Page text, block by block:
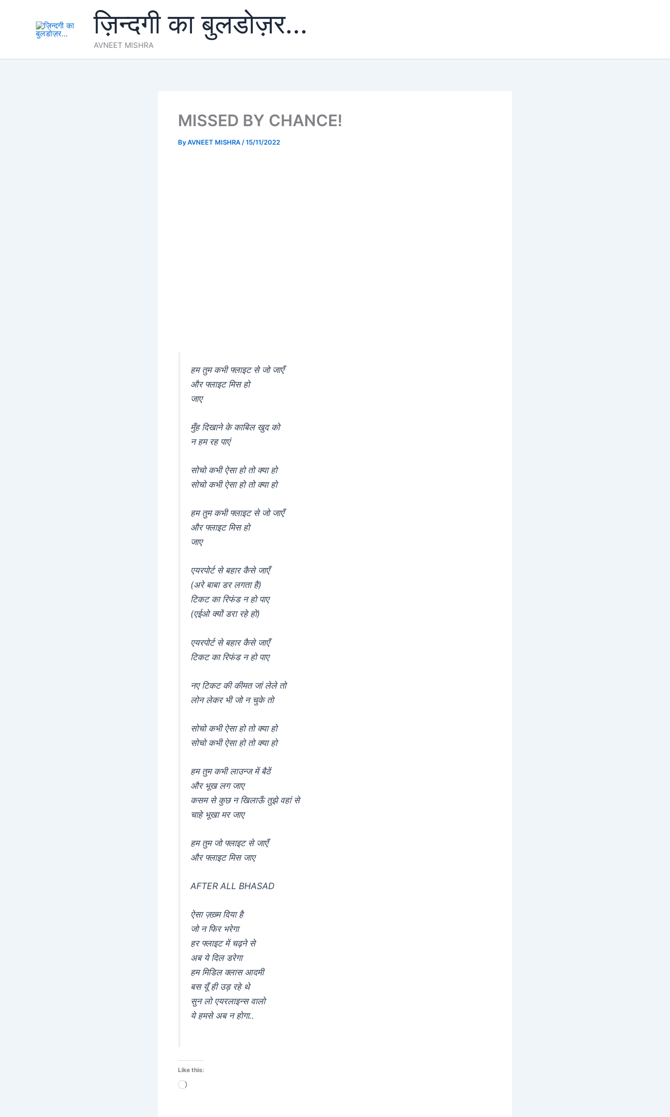
ज़िन्दगी का बुलडोज़र...
AVNEET MISHRA
MISSED BY CHANCE!
ByAVNEET MISHRA /15/11/2022
हम तुम कभी फ्लाइट से जो जाएँ
और फ्लाइट मिस हो
जाए
मुँह दिखाने के काबिल खुद को
न हम रह पाएं
सोचो कभी ऐसा हो तो क्या हो
सोचो कभी ऐसा हो तो क्या हो
हम तुम कभी फ्लाइट से जो जाएँ
और फ्लाइट मिस हो
जाए
एयरपोर्ट से बहार कैसे जाएँ
(अरे बाबा डर लगता है)
टिकट का रिफंड न हो पाए
(एईओ क्यों डरा रहे हो)
एयरपोर्ट से बहार कैसे जाएँ
टिकट का रिफंड न हो पाए
नए टिकट की कीमत जां लेले तो
लोन लेकर भी जो न चुके तो
सोचो कभी ऐसा हो तो क्या हो
सोचो कभी ऐसा हो तो क्या हो
हम तुम कभी लाउन्ज में बैठें
और भूख लग जाए
कसम से कुछ न खिलाऊँ तुझे वहां से
चाहे भूखा मर जाए
हम तुम जो फ्लाइट से जाएँ
और फ्लाइट मिस जाए
AFTER ALL BHASAD
ऐसा ज़ख़्म दिया है
जो न फिर भरेगा
हर फ्लाइट में चढ़ने से
अब ये दिल डरेगा
हम मिडिल क्लास आदमी
बस यूँ ही उड़ रहे थे
सुन लो एयरलाइन्स वालो
ये हमसे अब न होगा..
Like this:
Loading…